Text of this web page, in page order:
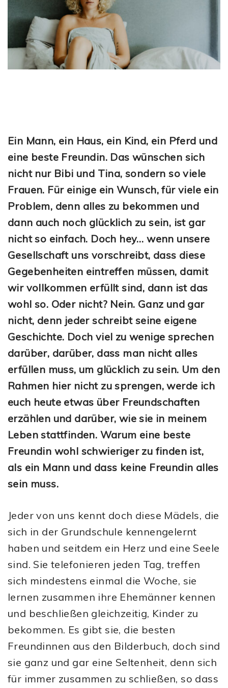
Ein Mann, ein Haus, ein Kind, ein Pferd und
eine beste Freundin. Das wünschen sich
nicht nur Bibi und Tina, sondern so viele
Frauen. Für einige ein Wunsch, für viele ein
Problem, denn alles zu bekommen und
dann auch noch glücklich zu sein, ist gar
nicht so einfach. Doch hey… wenn unsere
Gesellschaft uns vorschreibt, dass diese
Gegebenheiten eintreffen müssen, damit
wir vollkommen erfüllt sind, dann ist das
wohl so. Oder nicht? Nein. Ganz und gar
nicht, denn jeder schreibt seine eigene
Geschichte. Doch viel zu wenige sprechen
darüber, darüber, dass man nicht alles
erfüllen muss, um glücklich zu sein. Um den
Rahmen hier nicht zu sprengen, werde ich
euch heute etwas über Freundschaften
erzählen und darüber, wie sie in meinem
Leben stattfinden. Warum eine beste
Freundin wohl schwieriger zu finden ist,
als ein Mann und dass keine Freundin alles
sein muss.
Jeder von uns kennt doch diese Mädels, die
sich in der Grundschule kennengelernt
haben und seitdem ein Herz und eine Seele
sind. Sie telefonieren jeden Tag, treffen
sich mindestens einmal die Woche, sie
lernen zusammen ihre Ehemänner kennen
und beschließen gleichzeitig, Kinder zu
bekommen. Es gibt sie, die besten
Freundinnen aus den Bilderbuch, doch sind
sie ganz und gar eine Seltenheit, denn sich
für immer zusammen zu schließen, so dass